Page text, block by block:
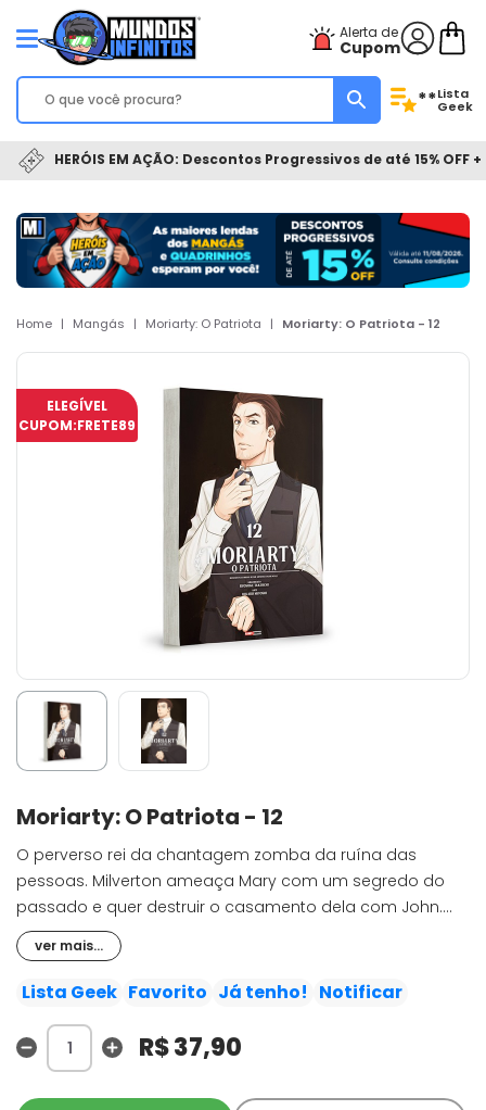
Alerta de
Cupom
**Lista
Geek
HERÓIS EM AÇÃO: Descontos Progressivos de até 15% OFF
Home | Mangás | Moriarty: O Patriota | Moriarty: O Patriota - 12
ELEGÍVEL
CUPOM:FRETE89
Moriarty: O Patriota - 12
O perverso rei da chantagem zomba da ruína das
pessoas. Milverton ameaça Mary com um segredo do
passado e quer destruir o casamento dela com John.
Para salvar John e Mary deste desprezível meio que
Milverton usa para se divertir à custa de pessoas
inocentes, Sherlock decide enfrentá-lo cara a cara!! A
controla Londres?!
ver mais...
Lista Geek Favorito Já tenho! Notificar
R$ 37,90